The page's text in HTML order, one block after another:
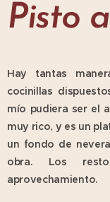
Pisto
Hay tantas
cocinillas
mío pudiera ser el
muy rico, y es un
un fondo de
obra. Los
aprovechamiento.